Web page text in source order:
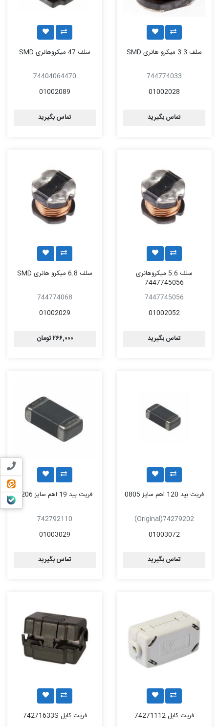
تماس
ایتا
بله
سلف 3.3 میکرو هانری SMD
744774033
01002028
تماس بگیرید
سلف 47 میکروهانری SMD
74404064470
01002089
تماس بگیرید
سلف 5.6 میکروهانری
7447745056
7447745056
01002052
تماس بگیرید
سلف 6.8 میکرو هانری SMD
744774068
01002029
۲۶۶,۰۰۰ تومان
فریت بید 120 اهم سایز 0805
74279202(Original)
01003072
تماس بگیرید
فریت بید 19 اهم سایز 1206
742792110
01003029
تماس بگیرید
فریت کابل 74271112 فریت کابل 74271633S